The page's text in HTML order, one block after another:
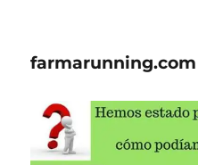
PARA
farmarunning.com